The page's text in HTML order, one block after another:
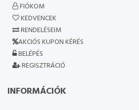
FIÓKOM
KEDVENCEK
RENDELÉSEIM
AKCIÓS KUPON KÉRÉS
BELÉPÉS
REGISZTRÁCIÓ
INFORMÁCIÓK